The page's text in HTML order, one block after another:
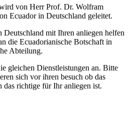
von Herr Prof. Dr. Wolfram
Ecuador in Deutschland geleitet.
mit Ihren anliegen helfen
die Ecuadorianische Botschaft in
Abteilung.
gleichen Dienstleistungen an. Bitte
sich vor ihren besuch ob das
das richtige für Ihr anliegen ist.